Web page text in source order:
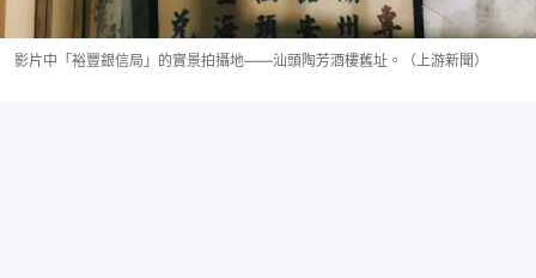
影片中「裕豐銀信局」的實景拍攝地——汕頭陶芳酒樓舊址。（上游新聞）